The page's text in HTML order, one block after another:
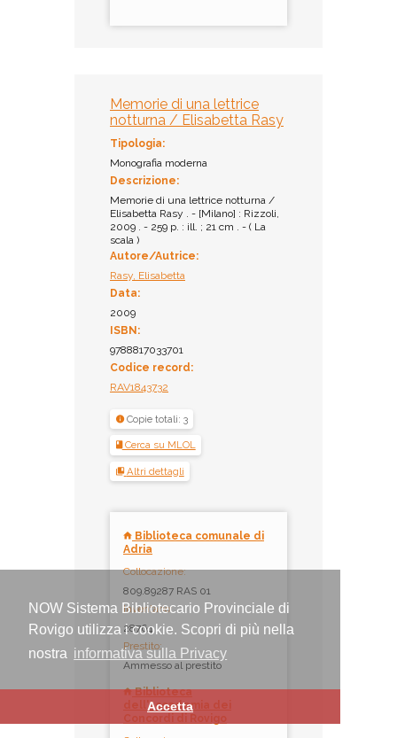
NOW Sistema Bibliotecario Provinciale di
Rovigo utilizza i cookie. Scopri di più nella
nostra informativa sulla Privacy
Accetta
Memorie di una lettrice
notturna / Elisabetta Rasy
Tipologia:
Monografia moderna
Descrizione:
Memorie di una lettrice notturna /
Elisabetta Rasy . - [Milano] : Rizzoli,
2009 . - 259 p. : ill. ; 21 cm . - ( La
scala )
Autore/Autrice:
Rasy, Elisabetta
Data:
2009
ISBN:
9788817033701
Codice record:
RAV1843732
Copie totali: 3
Cerca su MLOL
Altri dettagli
Biblioteca comunale di
Adria
Collocazione:
809.89287 RAS 01
Inventario:
28764
Prestito:
Ammesso al prestito
Biblioteca
dell'Accademia dei
Concordi di Rovigo